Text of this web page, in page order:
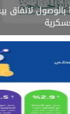
لاتفاق